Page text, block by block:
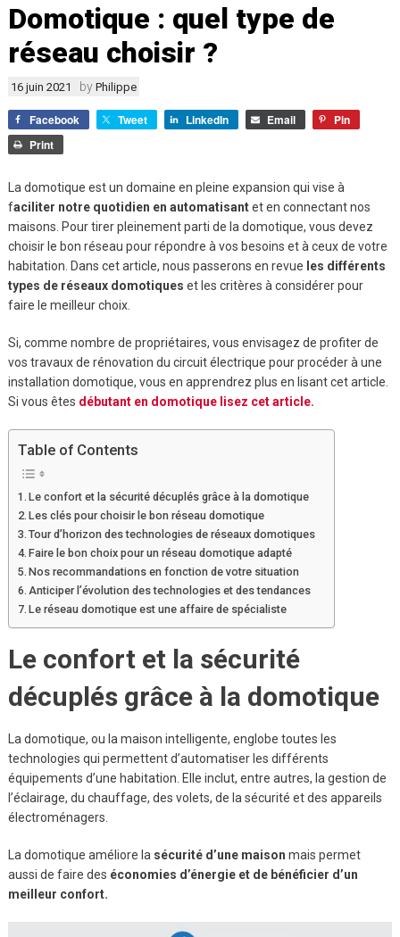
Domotique : quel type de
réseau choisir ?
16 juin 2021 by Philippe
Facebook Tweet LinkedIn Email
Pin
Print
La domotique est un domaine en pleine expansion qui vise à
faciliter notre quotidien en automatisantet en connectant nos
maisons. Pour tirer pleinement parti de la domotique, vous devez
choisir le bon réseau pour répondre à vos besoins et à ceux de votre
habitation. Dans cet article, nous passerons en revue les différents
types de réseaux domotiques et les critères à considérer pour
faire le meilleur choix.
Si, comme nombre de propriétaires, vous envisagez de profiter de
vos travaux de rénovation du circuit électrique pour procéder à une
installation domotique, vous en apprendrez plus en lisant cet article.
Si vous êtes débutant en domotique lisez cet article.
Table of Contents
Le confort et la sécurité décuplés grâce à la domotique
Les clés pour choisir le bon réseau domotique
Tour d’horizon des technologies de réseaux domotiques
Faire le bon choix pour un réseau domotique adapté
Nos recommandations en fonction de votre situation
Anticiper l’évolution des technologies et des tendances
Le réseau domotique est une affaire de spécialiste
Le confort et la sécurité
décuplés grâce à la domotique
La domotique, ou la maison intelligente, englobe toutes les
technologies qui permettent d’automatiser les différents
équipements d’une habitation. Elle inclut, entre autres, la gestion de
l’éclairage, du chauffage, des volets, de la sécurité et des appareils
électroménagers.
La domotique améliore la sécurité d’une maison mais permet
aussi de faire des économies d’énergie et de bénéficier d’un
meilleur confort.